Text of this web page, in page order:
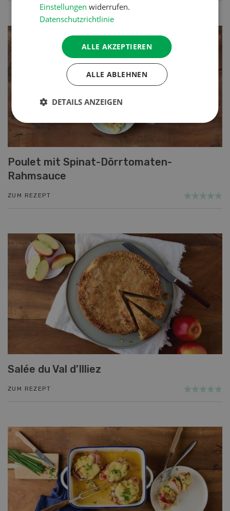
Poulet mit Spinat-Dörrtomaten-
Rahmsauce
ZUM REZEPT
Salée du Val d’Illiez
ZUM REZEPT
Einstellungen widerrufen.
Datenschutzrichtlinie
ALLE AKZEPTIEREN
ALLE ABLEHNEN
DETAILS ANZEIGEN